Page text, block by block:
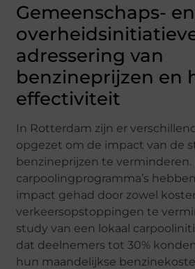
Gemeenschaps- en
adressering van
benzineprijzen en
effectiviteit
In Rotterdam zijn er
opgezet om de impact van de
benzineprijzen te verminderen.
carpoolingprogramma’s
impact gehad door zowel
verkeersopstoppingen te
study van een lokaal
dat deelnemers tot 30%
hun maandelijkse